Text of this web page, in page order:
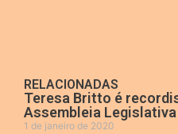
RELACIONADAS
Teresa Britto é
Assembleia Legislativa
1 de janeiro de 2020